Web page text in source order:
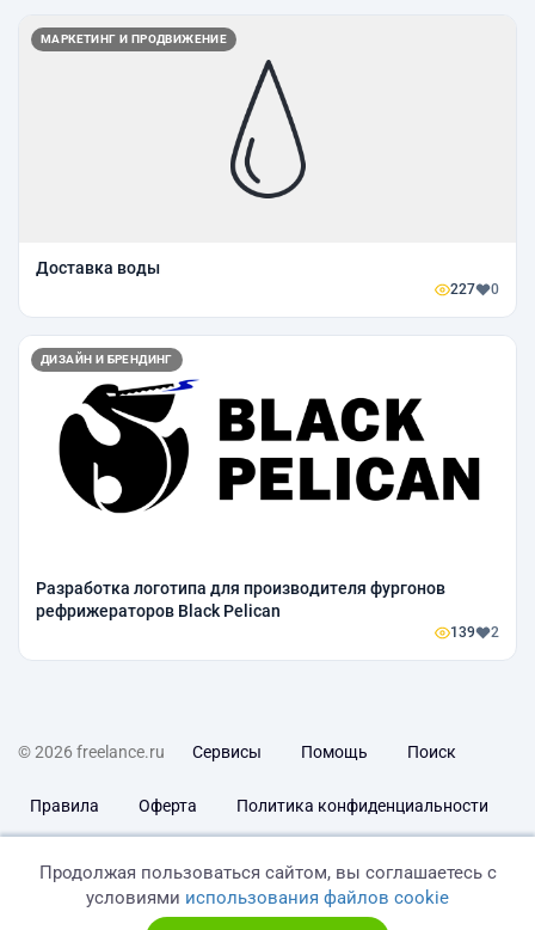
МАРКЕТИНГ И ПРОДВИЖЕНИЕ
Доставка воды
227 0
ДИЗАЙН И БРЕНДИНГ
Разработка логотипа для производителя фургонов
рефрижераторов Black Pelican
139 2
© 2026 freelance.ru Сервисы Помощь Поиск
Правила Оферта Политика конфиденциальности
Продолжая пользоваться сайтом, вы соглашаетесь с
условиями использования файлов cookie